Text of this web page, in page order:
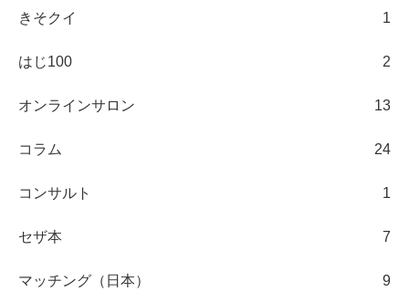
きそクイ 1
はじ100 2
オンラインサロン 13
コラム 24
コンサルト 1
セザ本 7
マッチング（日本） 9